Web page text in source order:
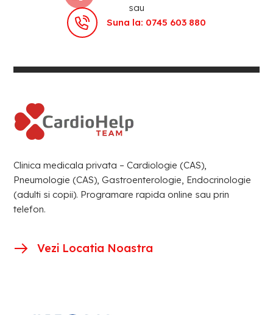
sau
Suna la: 0745 603 880
Clinica medicala privata – Cardiologie (CAS),
Pneumologie (CAS), Gastroenterologie, Endocrinologie
(adulti si copii). Programare rapida online sau prin
telefon.
Vezi Locatia Noastra